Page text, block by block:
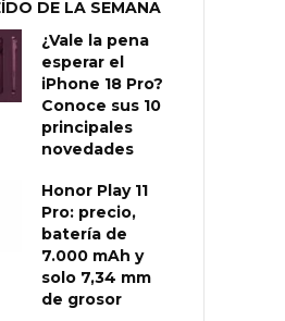
DE LA SEMANA
¿Vale la pena
esperar el
iPhone 18 Pro?
Conoce sus 10
principales
novedades
Honor Play 11
Pro: precio,
batería de
7.000 mAh y
solo 7,34 mm
de grosor